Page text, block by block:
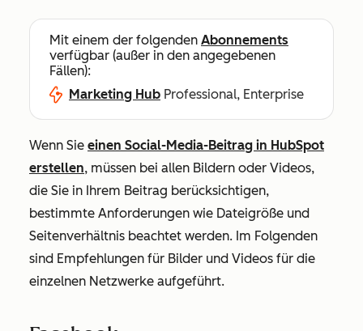
Mit einem der folgenden Abonnements
verfügbar (außer in den angegebenen
Fällen):
Marketing Hub Professional, Enterprise
Wenn Sie einen Social-Media-Beitrag in HubSpot
erstellen, müssen bei allen Bildern oder Videos,
die Sie in Ihrem Beitrag berücksichtigen,
bestimmte Anforderungen wie Dateigröße und
Seitenverhältnis beachtet werden. Im Folgenden
sind Empfehlungen für Bilder und Videos für die
einzelnen Netzwerke aufgeführt.